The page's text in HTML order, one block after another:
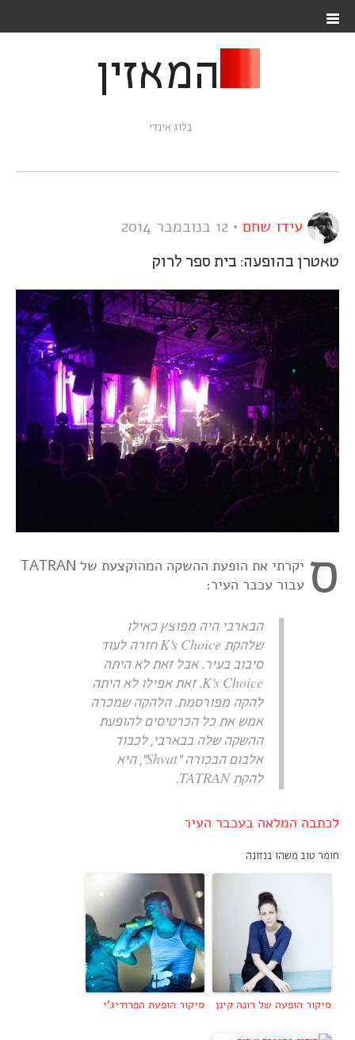
המאזין
בלוג אינדי
עידו שחם • 12 בנובמבר 2014
טאטרן בהופעה: בית ספר לרוק
ס
יקרתי את הופעת ההשקה המהוקצעת של TATRAN
עבור עכבר העיר:
הבארבי היה מפוצץ כאילו
שלהקת K's Choice חזרה לעוד
סיבוב בעיר. אבל זאת לא היתה
K's Choice. זאת אפילו לא היתה
להקה מפורסמת. הלהקה שמכרה
אמש את כל הכרטיסים להופעת
ההשקה שלה בבארבי, לכבוד
אלבום הבכורה "Shvat", היא
להקת TATRAN.
לכתבה המלאה בעכבר העיר
חומר טוב משהו בנזונה
סיקור הופעה של רונה קינן סיקור הופעת הפרודיג'י